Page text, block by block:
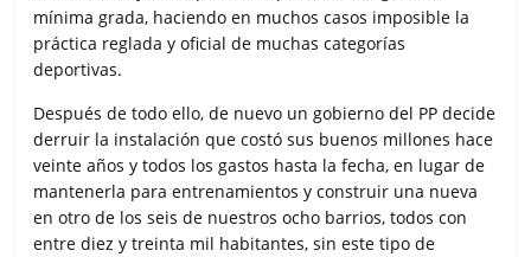
mínima grada, haciendo en muchos casos imposible la
práctica reglada y oficial de muchas categorías
deportivas.
Después de todo ello, de nuevo un gobierno del PP decide
derruir la instalación que costó sus buenos millones hace
veinte años y todos los gastos hasta la fecha, en lugar de
mantenerla para entrenamientos y construir una nueva
en otro de los seis de nuestros ocho barrios, todos con
entre diez y treinta mil habitantes, sin este tipo de